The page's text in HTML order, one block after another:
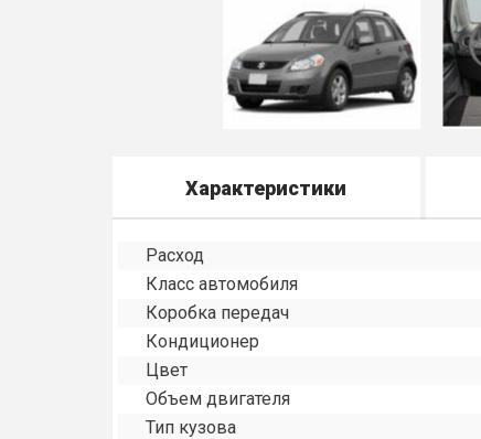
Характеристики
Расход
Класс автомобиля
Коробка передач
Кондиционер
Цвет
Объем двигателя
Тип кузова